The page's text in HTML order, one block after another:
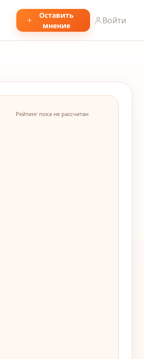
Оставить
мнение
Войти
Рейтинг пока не рассчитан